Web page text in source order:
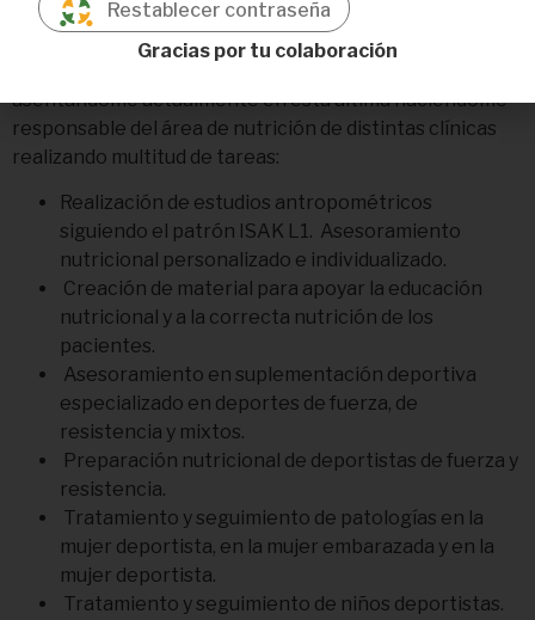
Desde que terminé la carrera en 2020 he estado
colaborando con distintos centros deportivos y clínicas
asentándome actualmente en esta última haciéndome
responsable del área de nutrición de distintas clínicas
realizando multitud de tareas:
Realización de estudios antropométricos
siguiendo el patrón ISAK L1. Asesoramiento
nutricional personalizado e individualizado.
Creación de material para apoyar la educación
nutricional y a la correcta nutrición de los
pacientes.
Asesoramiento en suplementación deportiva
especializado en deportes de fuerza, de
resistencia y mixtos.
Preparación nutricional de deportistas de fuerza y
resistencia.
Tratamiento y seguimiento de patologías en la
mujer deportista, en la mujer embarazada y en la
mujer deportista.
Tratamiento y seguimiento de niños deportistas.
Restablecer contraseña
Gracias por tu colaboración